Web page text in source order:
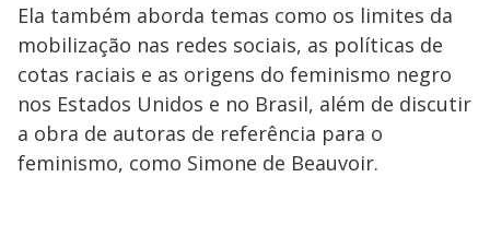
Ela também aborda temas como os limites da
mobilização nas redes sociais, as políticas de
cotas raciais e as origens do feminismo negro
nos Estados Unidos e no Brasil, além de discutir
a obra de autoras de referência para o
feminismo, como Simone de Beauvoir.